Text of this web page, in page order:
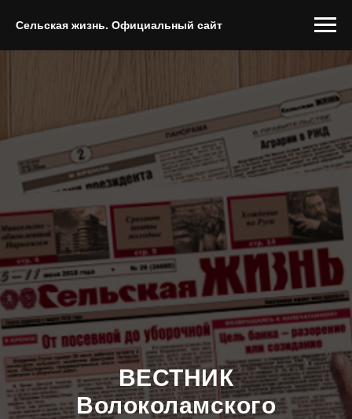
Сельская жизнь. Официальный сайт
ВЕСТНИК
Волоколамского